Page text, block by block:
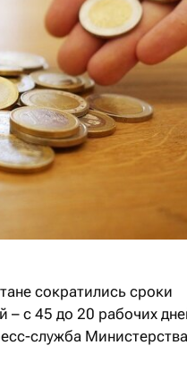
сократились сроки
– с 45 до 20 рабочих
служба Министерства